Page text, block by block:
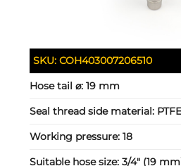
SKU:COH403007206510
Hose tail ⌀:19 mm
Seal thread side material:
Working pressure:18
Suitable hose size:3/4" (19